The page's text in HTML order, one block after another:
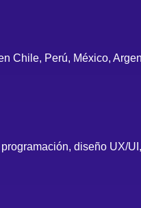
Chile, Perú, México,
diseño UX/